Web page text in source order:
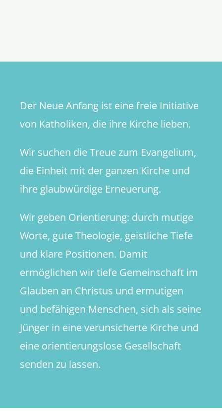
Der Neue Anfang ist eine freie Initiative
von Katholiken, die ihre Kirche lieben.
Wir suchen die Treue zum Evangelium,
die Einheit mit der ganzen Kirche und
ihre glaubwürdige Erneuerung.
Wir geben Orientierung: durch mutige
Worte, gute Theologie, geistliche Tiefe
und klare Positionen. Damit
ermöglichen wir tiefe Gemeinschaft im
Glauben an Christus und ermutigen
und befähigen Menschen, sich als seine
Jünger in eine verunsicherte Kirche und
eine orientierungslose Gesellschaft
senden zu lassen.